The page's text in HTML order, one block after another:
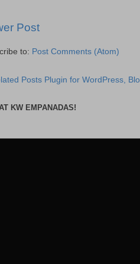
Post
to: Post Comments (Atom)
KW EMPANADAS!